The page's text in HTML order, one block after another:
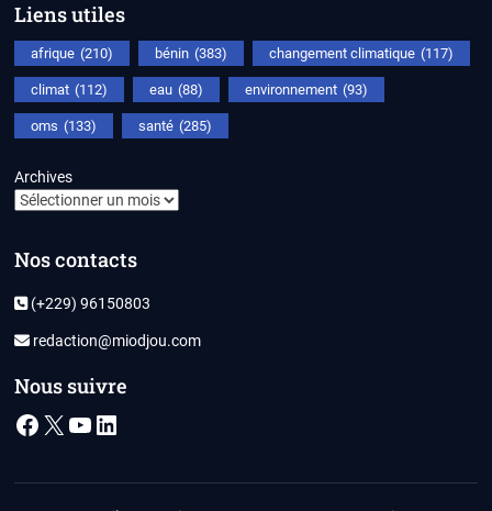
Liens utiles
afrique (210) bénin (383) changement climatique (117)
climat (112) eau (88) environnement (93)
oms (133) santé (285)
Archives
Nos contacts
(+229) 96150803
redaction@miodjou.com
Nous suivre
Facebook
X YouTube
LinkedIn